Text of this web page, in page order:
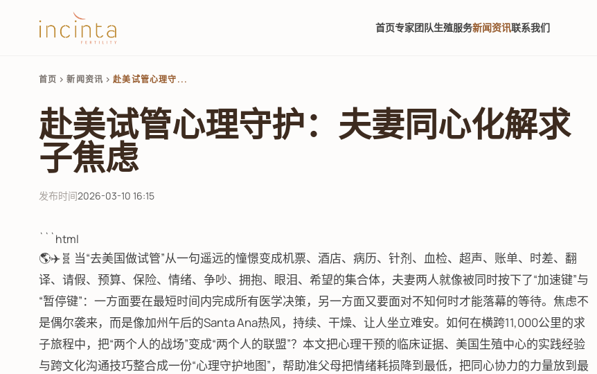
首页专家团队生殖服务新闻资讯联系我们
首页 chevron_right新闻资讯 chevron_right赴美试管心理守...
赴美试管心理守护：夫妻同心化解求
子焦虑
发布时间2026-03-10 16:15
```html
🌎✈️🧬 当“去美国做试管”从一句遥远的憧憬变成机票、酒店、病历、针剂、血检、超声、账单、时差、翻
译、请假、预算、保险、情绪、争吵、拥抱、眼泪、希望的集合体，夫妻两人就像被同时按下了“加速键”与
“暂停键”：一方面要在最短时间内完成所有医学决策，另一方面又要面对不知何时才能落幕的等待。焦虑不
是偶尔袭来，而是像加州午后的Santa Ana热风，持续、干燥、让人坐立难安。如何在横跨11,000公里的求
子旅程中，把“两个人的战场”变成“两个人的联盟”？本文把心理干预的临床证据、美国生殖中心的实践经验
与跨文化沟通技巧整合成一份“心理守护地图”，帮助准父母把情绪耗损降到最低，把同心协力的力量放到最